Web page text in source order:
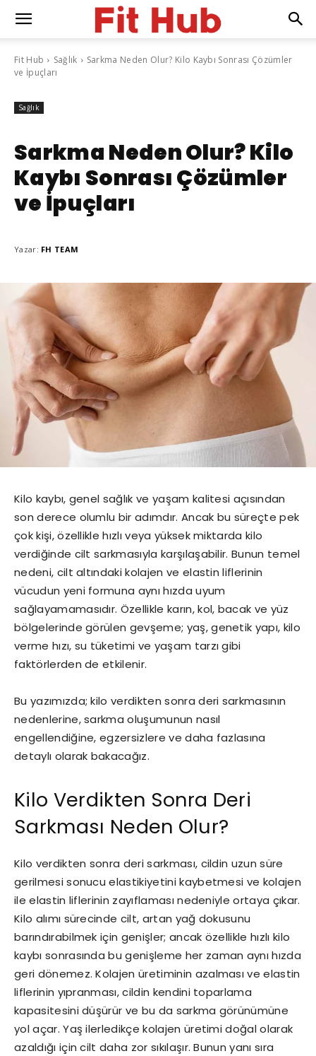
Fit Hub Sağlık
Sarkma Neden Olur? Kilo Kaybı Sonrası Çözümler
ve İpuçları
Sağlık
Sarkma Neden Olur? Kilo
Kaybı Sonrası Çözümler
ve İpuçları
Yazar: FH TEAM
Kilo kaybı, genel sağlık ve yaşam kalitesi açısından
son derece olumlu bir adımdır. Ancak bu süreçte pek
çok kişi, özellikle hızlı veya yüksek miktarda kilo
verdiğinde cilt sarkmasıyla karşılaşabilir. Bunun temel
nedeni, cilt altındaki kolajen ve elastin liflerinin
vücudun yeni formuna aynı hızda uyum
sağlayamamasıdır. Özellikle karın, kol, bacak ve yüz
bölgelerinde görülen gevşeme; yaş, genetik yapı, kilo
verme hızı, su tüketimi ve yaşam tarzı gibi
faktörlerden de etkilenir.
Bu yazımızda; kilo verdikten sonra deri sarkmasının
nedenlerine, sarkma oluşumunun nasıl
engellendiğine, egzersizlere ve daha fazlasına
detaylı olarak bakacağız.
Kilo Verdikten Sonra Deri
Sarkması Neden Olur?
Kilo verdikten sonra deri sarkması, cildin uzun süre
gerilmesi sonucu elastikiyetini kaybetmesi ve kolajen
ile elastin liflerinin zayıflaması nedeniyle ortaya çıkar.
Kilo alımı sürecinde cilt, artan yağ dokusunu
barındırabilmek için genişler; ancak özellikle hızlı kilo
kaybı sonrasında bu genişleme her zaman aynı hızda
geri dönemez. Kolajen üretiminin azalması ve elastin
liflerinin yıpranması, cildin kendini toparlama
kapasitesini düşürür ve bu da sarkma görünümüne
yol açar. Yaş ilerledikçe kolajen üretimi doğal olarak
azaldığı için cilt daha zor sıkılaşır. Bunun yanı sıra